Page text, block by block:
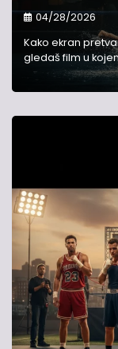
04/28/2026
Kako ekran
gledaš film u